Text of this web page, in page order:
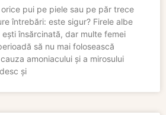
pui pe piele sau pe păr trece
întrebări: este sigur? Firele albe
însărcinată, dar multe femei
să nu mai folosească
amoniacului și a mirosului
și